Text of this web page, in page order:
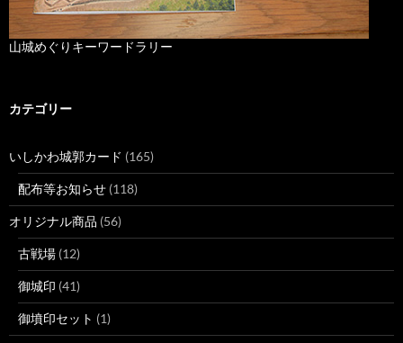
山城めぐりキーワードラリー
カテゴリー
いしかわ城郭カード (165)
配布等お知らせ (118)
オリジナル商品 (56)
古戦場 (12)
御城印 (41)
御墳印セット (1)